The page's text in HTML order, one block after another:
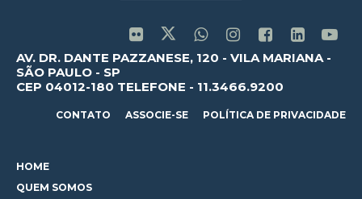
AV. DR. DANTE PAZZANESE, 120 - VILA MARIANA -
SÃO PAULO - SP
CEP 04012-180 TELEFONE - 11.3466.9200
CONTATO ASSOCIE-SE POLÍTICA DE PRIVACIDADE
HOME
QUEM SOMOS